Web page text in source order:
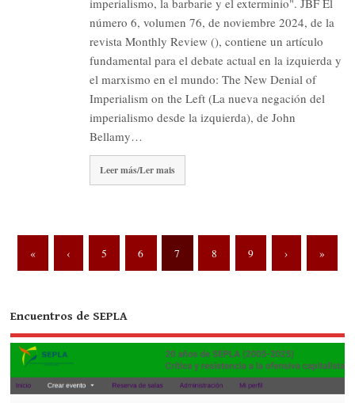
imperialismo, la barbarie y el exterminio". JBF El
número 6, volumen 76, de noviembre 2024, de la
revista Monthly Review (), contiene un artículo
fundamental para el debate actual en la izquierda y
el marxismo en el mundo: The New Denial of
Imperialism on the Left (La nueva negación del
imperialismo desde la izquierda), de John
Bellamy…
Leer más/Ler mais
« ‹ 5 6 7 8 9 › »
Encuentros de SEPLA